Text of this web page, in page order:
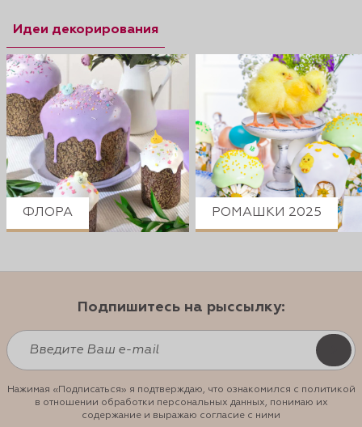
Идеи декорирования
ФЛОРА РОМАШКИ 2025
Подпишитесь на рыссылку:
Нажимая «Подписаться» я подтверждаю, что ознакомился с политикой
в отношении обработки персональных данных, понимаю их
содержание и выражаю согласие с ними